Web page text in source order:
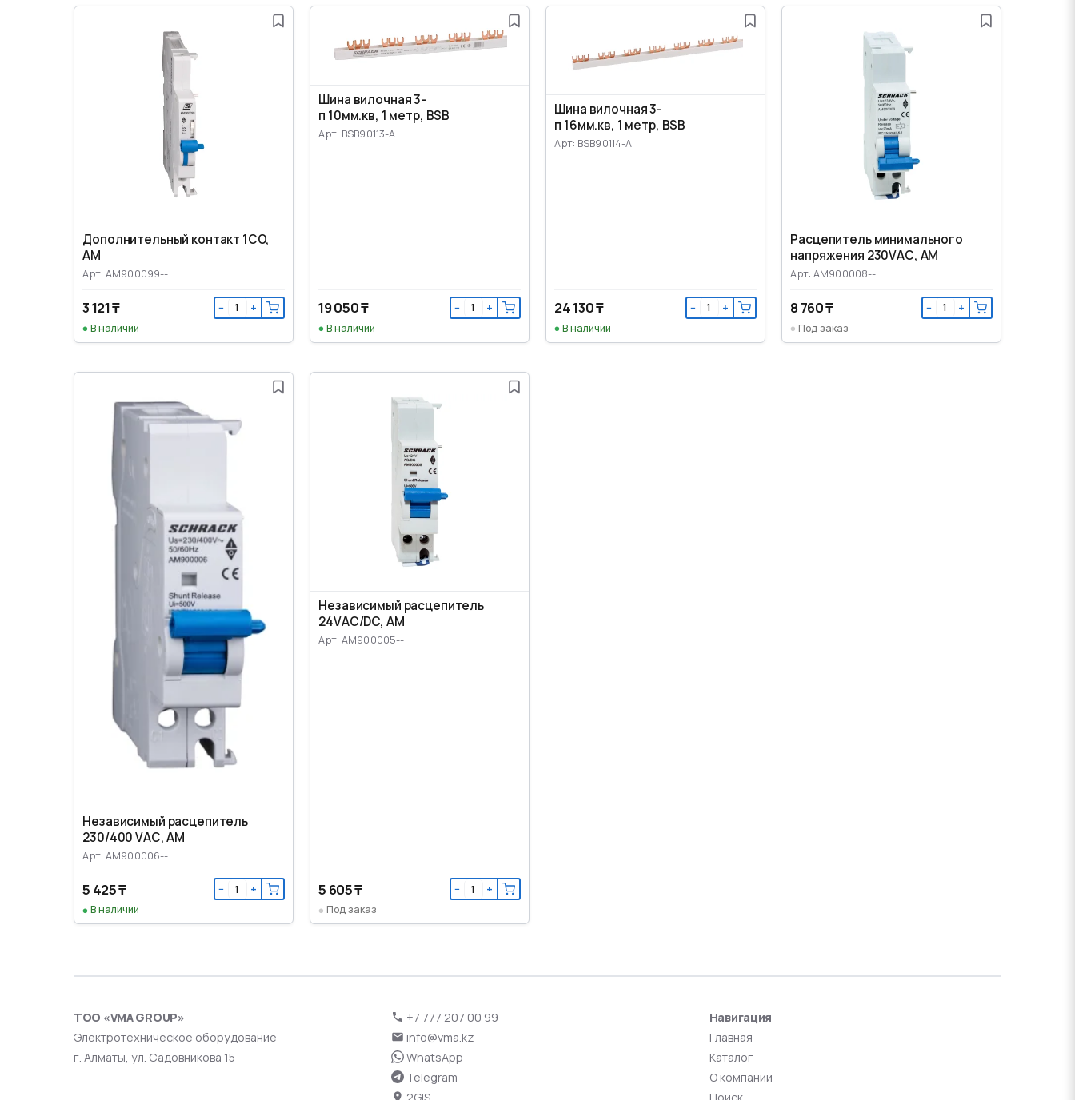
Дополнительный контакт 1CO,
AM
Арт: AM900099--
3 121 ₸ − +
В наличии
Шина вилочная 3-
п 10мм.кв, 1 метр, BSB
Арт: BSB90113-A
19 050 ₸ − +
В наличии
Шина вилочная 3-
п 16мм.кв, 1 метр, BSB
Арт: BSB90114-A
24 130 ₸ − +
В наличии
Расцепитель минимального
напряжения 230VАС, AM
Арт: AM900008--
8 760 ₸ − +
Под заказ
Независимый расцепитель
230/400 VАС, AM
Арт: AM900006--
5 425 ₸ − +
В наличии
Независимый расцепитель
24VАС/DC, AM
Арт: AM900005--
5 605 ₸ − +
Под заказ
ТОО «VMA GROUP»
Электротехническое оборудование
г. Алматы, ул. Садовникова 15
+7 777 207 00 99
info@vma.kz
WhatsApp
Telegram
Навигация
Главная
Каталог
О компании